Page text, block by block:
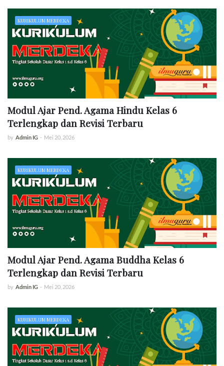
KURIKULUM MERDEKA
Modul Ajar Pend. Agama Hindu Kelas 6
Terlengkap dan Revisi Terbaru
by Admin IG - Mei 20, 2026
KURIKULUM MERDEKA
Modul Ajar Pend. Agama Buddha Kelas 6
Terlengkap dan Revisi Terbaru
by Admin IG - Mei 20, 2026
KURIKULUM MERDEKA